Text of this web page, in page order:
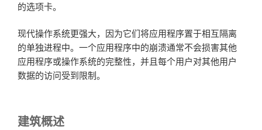
的选项卡。
现代操作系统更强大，因为它们将应用程序置于相互隔离
的单独进程中。一个应用程序中的崩溃通常不会损害其他
应用程序或操作系统的完整性，并且每个用户对其他用户
数据的访问受到限制。
建筑概述